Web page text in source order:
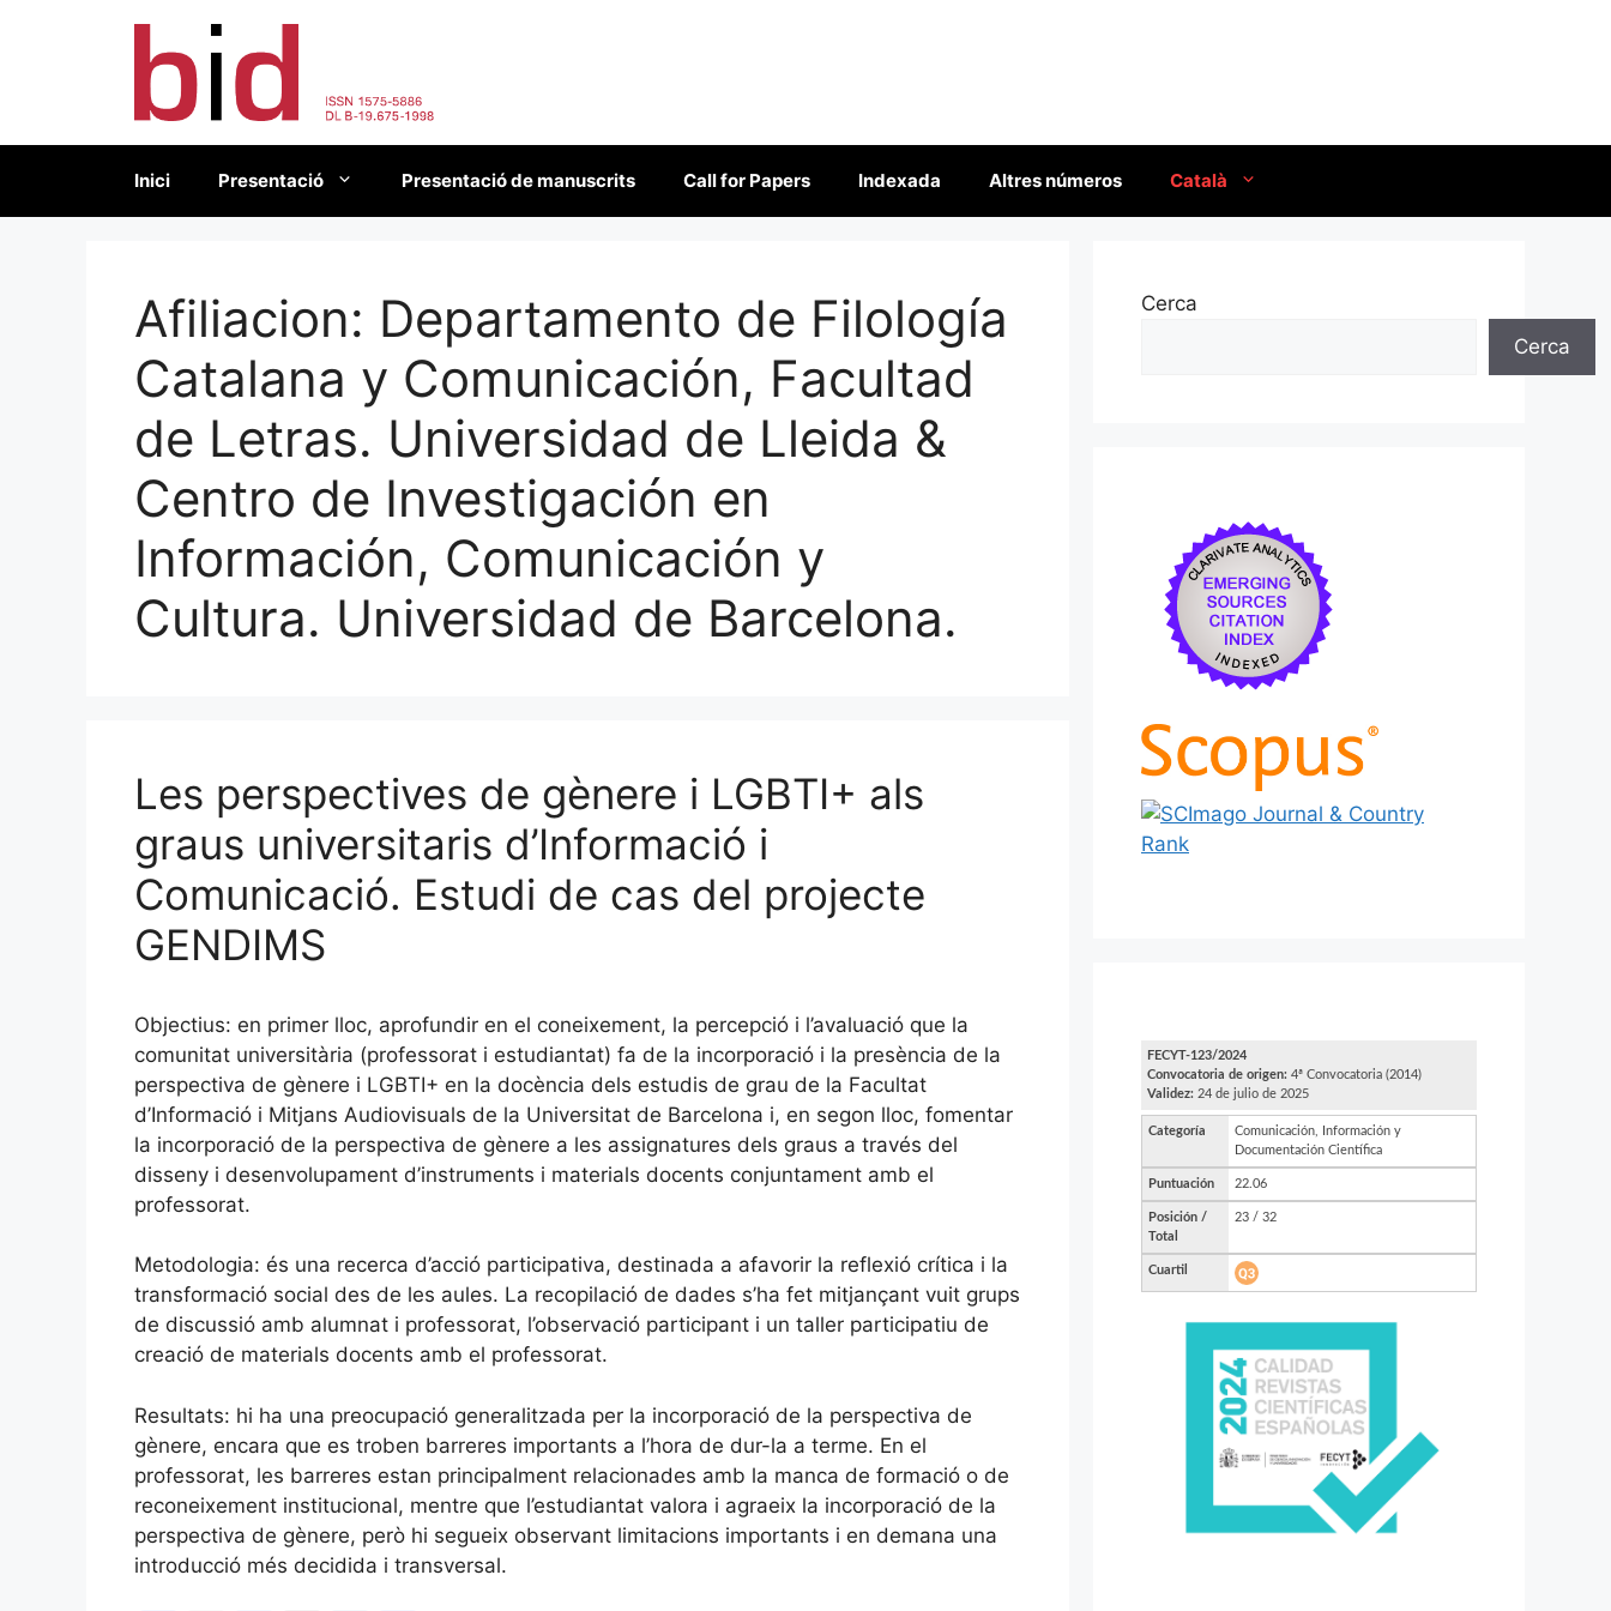
Inici Presentació Presentació de manuscrits Call for Papers Indexada Altres números Català
Afiliacion: Departamento de Filología
Catalana y Comunicación, Facultad
de Letras. Universidad de Lleida &
Centro de Investigación en
Información, Comunicación y
Cultura. Universidad de Barcelona.
Les perspectives de gènere i LGBTI+ als
graus universitaris d’Informació i
Comunicació. Estudi de cas del projecte
GENDIMS
Objectius: en primer lloc, aprofundir en el coneixement, la percepció i l’avaluació que la
comunitat universitària (professorat i estudiantat) fa de la incorporació i la presència de la
perspectiva de gènere i LGBTI+ en la docència dels estudis de grau de la Facultat
d’Informació i Mitjans Audiovisuals de la Universitat de Barcelona i, en segon lloc, fomentar
la incorporació de la perspectiva de gènere a les assignatures dels graus a través del
disseny i desenvolupament d’instruments i materials docents conjuntament amb el
professorat.
Metodologia: és una recerca d’acció participativa, destinada a afavorir la reflexió crítica i la
transformació social des de les aules. La recopilació de dades s’ha fet mitjançant vuit grups
de discussió amb alumnat i professorat, l’observació participant i un taller participatiu de
creació de materials docents amb el professorat.
Resultats: hi ha una preocupació generalitzada per la incorporació de la perspectiva de
gènere, encara que es troben barreres importants a l’hora de dur-la a terme. En el
professorat, les barreres estan principalment relacionades amb la manca de formació o de
reconeixement institucional, mentre que l’estudiantat valora i agraeix la incorporació de la
perspectiva de gènere, però hi segueix observant limitacions importants i en demana una
introducció més decidida i transversal.
Cerca
Cerca